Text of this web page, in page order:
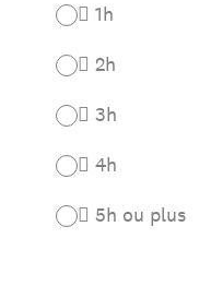
 1h
 2h
 3h
 4h
 5h ou plus